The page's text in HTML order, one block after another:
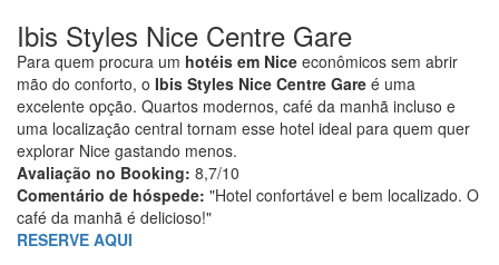
Ibis Styles Nice Centre Gare
Para quem procura um hotéis em Nice econômicos sem abrir
mão do conforto, o Ibis Styles Nice Centre Gare é uma
excelente opção. Quartos modernos, café da manhã incluso e
uma localização central tornam esse hotel ideal para quem quer
explorar Nice gastando menos.
Avaliação no Booking: 8,7/10
Comentário de hóspede: "Hotel confortável e bem localizado. O
café da manhã é delicioso!"
RESERVE AQUI